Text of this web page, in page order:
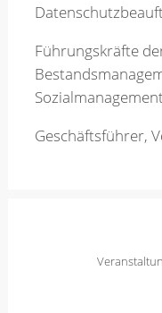
Führungskräfte
Geschäftsführer,